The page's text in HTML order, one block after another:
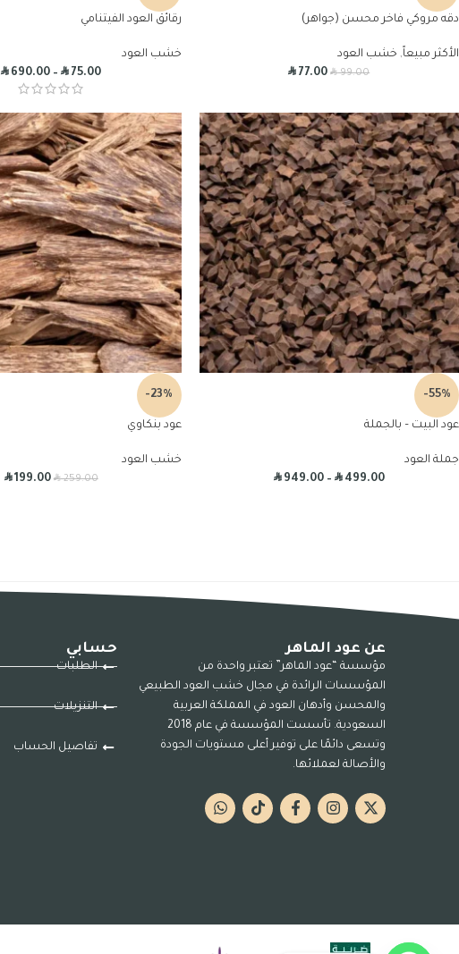
دقه مروكي فاخر محسن (جواهر)
الأكثر مبيعاً, خشب العود
R99.00
R77.00
رقائق العود الفيتنامي
خشب العود
R75.00
–
R690.00
-55%
عود البيت – بالجملة
جملة العود
R499.00
–
R949.00
-23%
عود بنكاوي
خشب العود
R259.00
R199.00
عن عود الماهر
مؤسسة “عود الماهر” تعتبر واحدة من
المؤسسات الرائدة في مجال خشب العود الطبيعي
والمحسن وأدهان العود في المملكة العربية
السعودية. تأسست المؤسسة في عام 2018
وتسعى دائمًا على توفير أعلى مستويات الجودة
والأصالة لعملائها.
حسابي
الطلبات
التنزيلات
تفاصيل الحساب